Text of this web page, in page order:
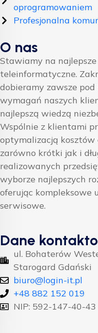
oprogramowaniem
Profesjonalna
O nas
Stawiamy na
teleinformatyczne.
dobieramy zawsze
wymagań naszych
najlepszą wiedzą
Wspólnie z klientami
optymalizacją
zarówno krótki jak i
realizowanych
wyborze najlepszych
oferując kompleksowe
serwisowe.
Dane
ul. Bohaterów
Starogard Gdański
biuro@login-it.pl
+48 882 152 019
NIP: 592-147-40-43